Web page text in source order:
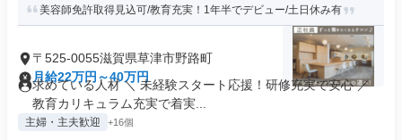
美容師免許取得見込可/教育充実！1年半でデビュー/土日休み有
〒525-0055滋賀県草津市野路町
月給22万円～40万円
求めている人材 ＼ 未経験スタート応援！研修充実で安心 ／
教育カリキュラム充実で着実...
主婦・主夫歓迎 +16個